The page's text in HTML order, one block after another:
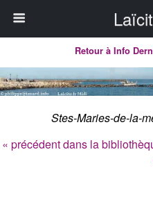
Retour à Info
Stes-Maries-de-la-
« précédent dans la